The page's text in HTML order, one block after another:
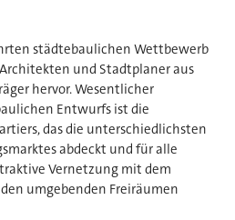
städtebaulichen Wettbewerb
und Stadtplaner aus
hervor. Wesentlicher
Entwurfs ist die
das die unterschiedlichsten
abdeckt und für alle
Vernetzung mit dem
umgebenden Freiräumen